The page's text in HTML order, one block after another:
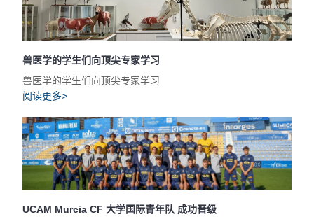
兽医学的学生们向顶尖专家学习
兽医学的学生们向顶尖专家学习
阅读更多>
UCAM Murcia CF 大学国际青年队 成功晋级